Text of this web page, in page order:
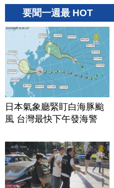
要聞一週最 HOT
日本氣象廳緊盯白海豚颱
風 台灣最快下午發海警